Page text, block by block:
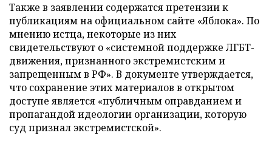
Также в заявлении содержатся претензии к
публикациям на официальном сайте «Яблока». По
мнению истца, некоторые из них
свидетельствуют о «системной поддержке ЛГБТ-
движения, признанного экстремистским и
запрещенным в РФ». В документе утверждается,
что сохранение этих материалов в открытом
доступе является «публичным оправданием и
пропагандой идеологии организации, которую
суд признал экстремистской».